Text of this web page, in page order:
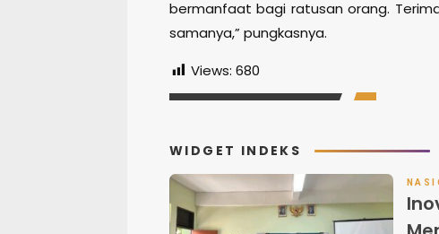
bermanfaat bagi ratusan orang.
samanya,” pungkasnya.
Views: 680
WIDGET INDEKS